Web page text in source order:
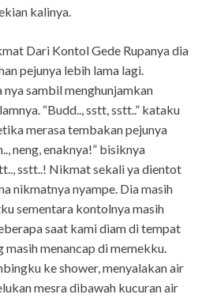
kalinya.
Dari Kontol Gede Rupanya dia
pejunya lebih lama lagi.
nya sambil menghunjamkan
“Budd.., sstt, sstt..” kataku
merasa tembakan pejunya
neng, enaknya!” bisiknya
sstt..! Nikmat sekali ya dientot
nikmatnya nyampe. Dia masih
sementara kontolnya masih
saat kami diam di tempat
menancap di memekku.
ke shower, menyalakan air
mesra dibawah kucuran air